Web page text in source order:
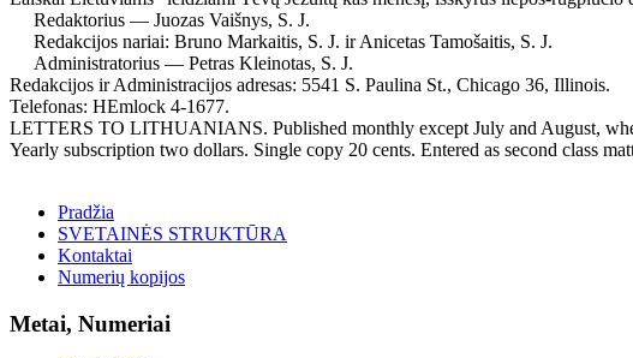
Redaktorius — Juozas Vaišnys, S. J.
Redakcijos nariai: Bruno Markaitis, S. J. ir Anicetas Tamošaitis, S. J.
Administratorius — Petras Kleinotas, S. J.
Redakcijos ir Administracijos adresas: 5541 S. Paulina St., Chicago 36, Illinois.
Telefonas: HEmlock 4-1677.
LETTERS TO LITHUANIANS. Published monthly except July and August,
Yearly subscription two dollars. Single copy 20 cents. Entered as second class
Pradžia
SVETAINĖS STRUKTŪRA
Kontaktai
Numerių kopijos
Metai, Numeriai